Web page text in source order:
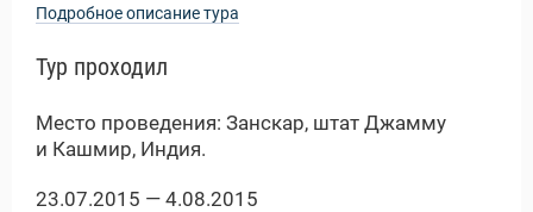
Подробное описание тура
Тур проходил
Место проведения: Занскар, штат Джамму
и Кашмир, Индия.
23.07.2015 — 4.08.2015